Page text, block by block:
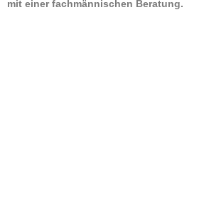
mit einer fachmännischen Beratung.